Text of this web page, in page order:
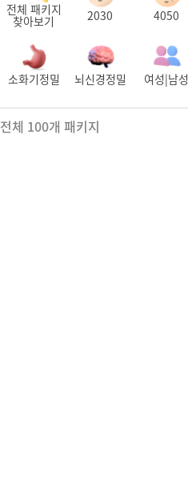
전체 패키지
찾아보기 2030 4050
소화기정밀 뇌신경정밀 여성|남성
전체 100개 패키지